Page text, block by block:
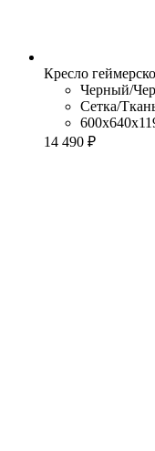
Кресло
Черный/
Сетка/
14 490 ₽